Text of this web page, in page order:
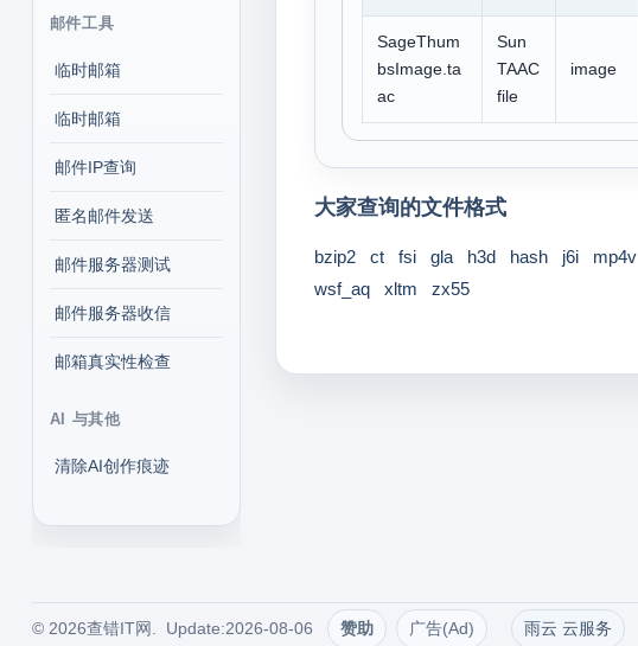
邮件工具
临时邮箱
临时邮箱
邮件IP查询
匿名邮件发送
邮件服务器测试
邮件服务器收信
邮箱真实性检查
AI 与其他
清除AI创作痕迹
SageThum
bsImage.ta
ac
Sun
TAAC
file
image
大家查询的文件格式
bzip2 ct fsi gla h3d hash j6i mp4v
wsf_aq
xltm zx55
© 2026查错IT网. Update:2026-08-06 赞助 广告(Ad) 雨云 云服务